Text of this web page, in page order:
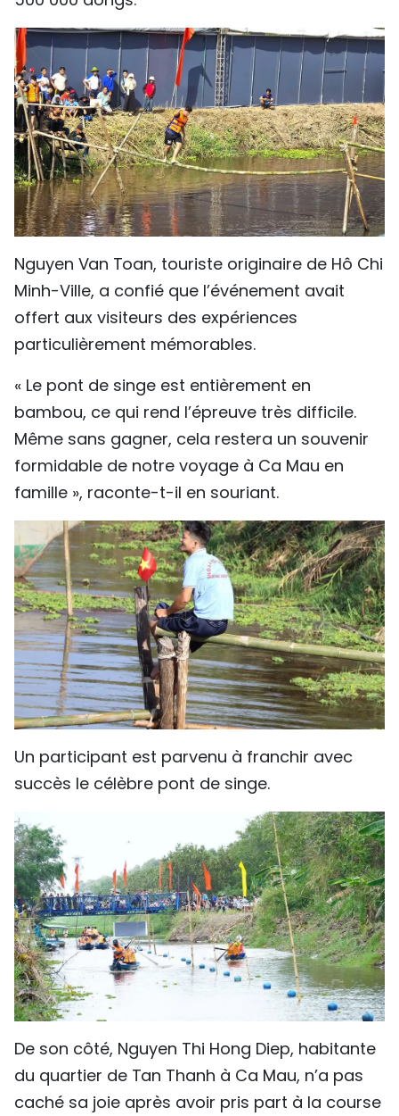
Nguyen Van Toan, touriste originaire de Hô Chi
Minh-Ville, a confié que l’événement avait
offert aux visiteurs des expériences
particulièrement mémorables.
« Le pont de singe est entièrement en
bambou, ce qui rend l’épreuve très difficile.
Même sans gagner, cela restera un souvenir
formidable de notre voyage à Ca Mau en
famille », raconte-t-il en souriant.
Un participant est parvenu à franchir avec
succès le célèbre pont de singe.
De son côté, Nguyen Thi Hong Diep, habitante
du quartier de Tan Thanh à Ca Mau, n’a pas
caché sa joie après avoir pris part à la course